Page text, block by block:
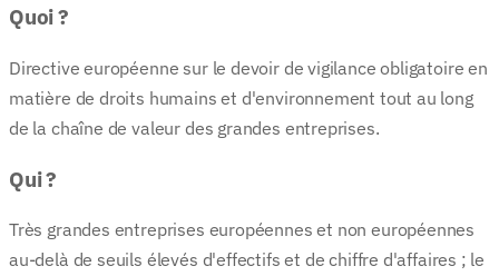
Quoi ?
Directive européenne sur le devoir de vigilance obligatoire en
matière de droits humains et d'environnement tout au long
de la chaîne de valeur des grandes entreprises.
Qui ?
Très grandes entreprises européennes et non européennes
au-delà de seuils élevés d'effectifs et de chiffre d'affaires ; le